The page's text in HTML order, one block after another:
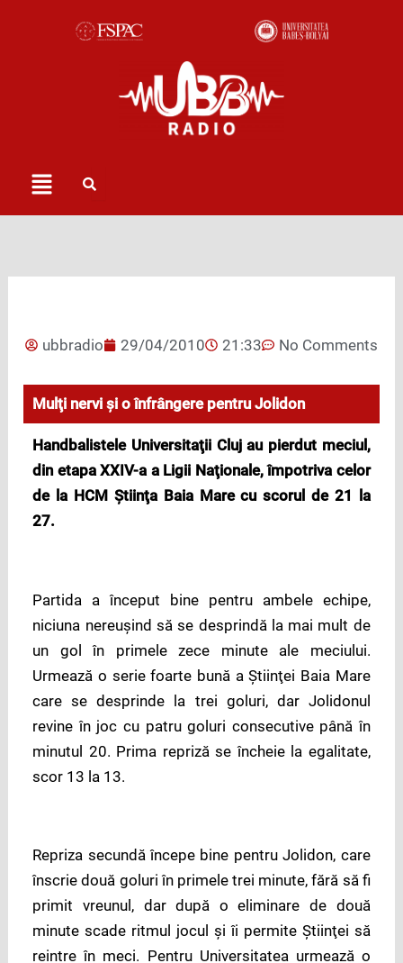
Menu
ubbradio 29/04/2010 21:33 No Comments
Mulţi nervi şi o înfrângere pentru Jolidon
Handbalistele Universitaţii Cluj au pierdut meciul,
din etapa XXIV-a a Ligii Naţionale, împotriva celor
de la HCM Ştiinţa Baia Mare cu scorul de 21 la
27.
Partida a început bine pentru ambele echipe,
niciuna nereuşind să se desprindă la mai mult de
un gol în primele zece minute ale meciului.
Urmează o serie foarte bună a Ştiinţei Baia Mare
care se desprinde la trei goluri, dar Jolidonul
revine în joc cu patru goluri consecutive până în
minutul 20. Prima repriză se încheie la egalitate,
scor 13 la 13.
Repriza secundă începe bine pentru Jolidon, care
înscrie două goluri în primele trei minute, fără să fi
primit vreunul, dar după o eliminare de două
minute scade ritmul jocul şi îi permite Ştiinţei să
reintre în meci. Pentru Universitatea urmează o